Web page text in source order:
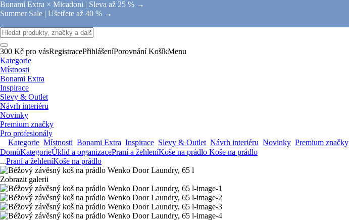
Bonami Extra × Micadoni | Sleva až 25 % →
Summer Sale | Ušetřete až 40 % →
300 Kč pro vásRegistracePřihlášeníPorovnání KošíkMenu
Kategorie
Místnosti
Bonami Extra
Inspirace
Slevy & Outlet
Návrh interiéru
Novinky
Premium značky
Pro profesionály
Kategorie Místnosti Bonami Extra Inspirace Slevy & Outlet Návrh interiéru Novinky Premium značky
DomůKategorieÚklid a organizacePraní a žehleníKoše na prádlo Koše na prádlo
...Praní a žehleníKoše na prádlo
Zobrazit galerii